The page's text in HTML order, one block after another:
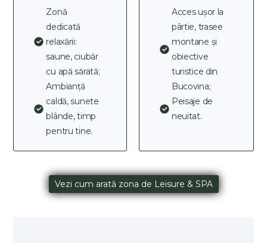
Zonă
dedicată
relaxării:
saune, ciubăr
cu apă sărată;
Ambianță
caldă, sunete
blânde, timp
pentru tine.
Acces ușor la
pârtie, trasee
montane și
obiective
turistice din
Bucovina;
Peisaje de
neuitat.
Vezi cum arată zona de Leisure & SPA